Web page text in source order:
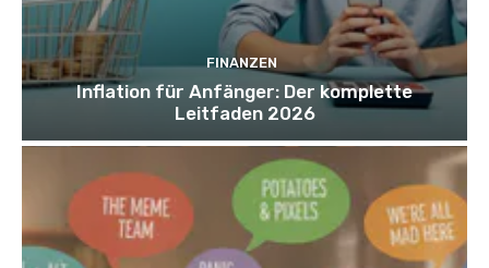
FINANZEN
Inflation für Anfänger: Der komplette
Leitfaden 2026